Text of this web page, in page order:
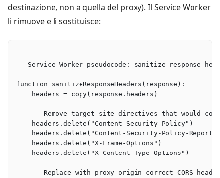
destinazione, non a quella del proxy). Il Service Worker
li rimuove e li sostituisce:
-- Service Worker pseudocode: sanitize response
function sanitizeResponseHeaders(response):
    headers = copy(response.headers)
-- Remove target-site directives that would
    headers.delete("Content-Security-Policy")
headers.delete("Content-Security-Policy-Report-
    headers.delete("X-Frame-Options")
    headers.delete("X-Content-Type-Options")
-- Replace with proxy-origin-correct CORS